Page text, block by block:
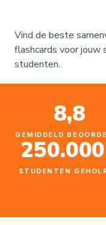
Vind de beste
flashcards voor jouw
studenten.
8,8
GEMIDDELD
STUDENTEN